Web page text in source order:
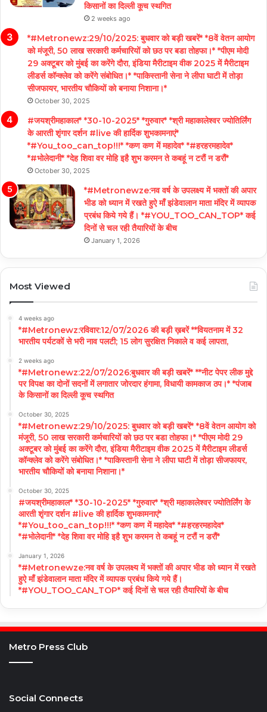
किसानों का दिल्ली कूच स्थगित
2 weeks ago
*#Metronewz:29/10/2025: बुधवार को बड़ी खबरें* *8वें वेतन आयोग
को मंजूरी, 50 लाख सरकारी कर्मचारियों को छठ पर बडा तोहफा।* *पीएम मोदी
29 अक्टूबर को मुंबई का करेंगे दौरा, इंडिया मैरीटाइम वीक 2025 में मैरीटाइम
लीडर्स कॉन्क्लेव को करेंगे संबोधित।* *पाकिस्तानी सेना ने लीपा घाटी में तोड़ा
सीजफायर, भारतीय चौकियों को बनाया निशाना।*
October 30, 2025
#जयश्रीमहाकाल* *30-10-2025* *गुरुवार* *श्री महाकालेश्वर ज्योतिर्लिंग
के आरती शृंगार दर्शन #live की हार्दिक शुभकामनाएं*
*#You_too_can_top!!!* *कण कण में महादेव* *#हरहरमहादेव*
*#भोलेदानी* *देह शिवा वर मोहि इहै शुभ करमन ते कबहूं न टरौं न डरौं*
October 30, 2025
*#Metronewze:नव वर्ष के उपलक्ष्य में भक्तों की अपार
भीड को ध्यान में रखते हुऐ माँ झंडेवालान माता मंदिर में व्यापक
प्रबंध किये गये हैं। *#YOU_TOO_CAN_TOP* कई
दिनों से चल रही तैयारियों के बीच
January 1, 2026
Most Viewed
4 weeks ago
*#Metronewz:रविवार:12/07/2026 की बड़ी ख़बरें **वियतनाम में 32
भारतीय पर्यटकों से भरी नाव पलटी; 15 लोग सुरक्षित निकाले व कई लापता,
2 weeks ago
*#Metronewz:22/07/2026:बुधवार की बड़ी खबरें* **नीट पेपर लीक मुद्दे
पर विपक्ष का दोनों सदनों में लगातार जोरदार हंगामा, विधायी कामकाज ठप।* *पंजाब
के किसानों का दिल्ली कूच स्थगित
October 30, 2025
*#Metronewz:29/10/2025: बुधवार को बड़ी खबरें* *8वें वेतन आयोग को
मंजूरी, 50 लाख सरकारी कर्मचारियों को छठ पर बडा तोहफा।* *पीएम मोदी 29
अक्टूबर को मुंबई का करेंगे दौरा, इंडिया मैरीटाइम वीक 2025 में मैरीटाइम लीडर्स
कॉन्क्लेव को करेंगे संबोधित।* *पाकिस्तानी सेना ने लीपा घाटी में तोड़ा सीजफायर,
भारतीय चौकियों को बनाया निशाना।*
October 30, 2025
#जयश्रीमहाकाल* *30-10-2025* *गुरुवार* *श्री महाकालेश्वर ज्योतिर्लिंग के
आरती शृंगार दर्शन #live की हार्दिक शुभकामनाएं*
*#You_too_can_top!!!* *कण कण में महादेव* *#हरहरमहादेव*
*#भोलेदानी* *देह शिवा वर मोहि इहै शुभ करमन ते कबहूं न टरौं न डरौं*
January 1, 2026
*#Metronewze:नव वर्ष के उपलक्ष्य में भक्तों की अपार भीड को ध्यान में रखते
हुऐ माँ झंडेवालान माता मंदिर में व्यापक प्रबंध किये गये हैं।
*#YOU_TOO_CAN_TOP* कई दिनों से चल रही तैयारियों के बीच
Metro Press Club
Social Connects